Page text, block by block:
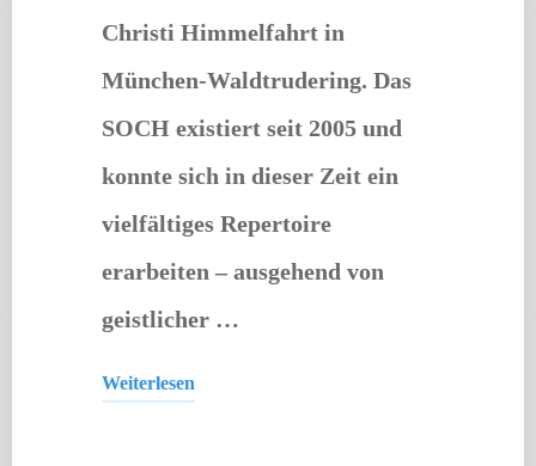
Christi Himmelfahrt in
München-Waldtrudering. Das
SOCH existiert seit 2005 und
konnte sich in dieser Zeit ein
vielfältiges Repertoire
erarbeiten – ausgehend von
geistlicher …
Weiterlesen